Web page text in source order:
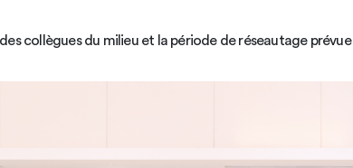
collègues du milieu et la période de réseautage prévue